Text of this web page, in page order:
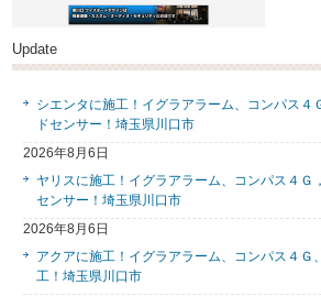
Update
シエンタに施工！イグラアラーム、コンパス４
ドセンサー！埼玉県川口市
2026年8月6日
ヤリスに施工！イグラアラーム、コンパス４Ｇ
センサー！埼玉県川口市
2026年8月6日
アクアに施工！イグラアラーム、コンパス４Ｇ
工！埼玉県川口市